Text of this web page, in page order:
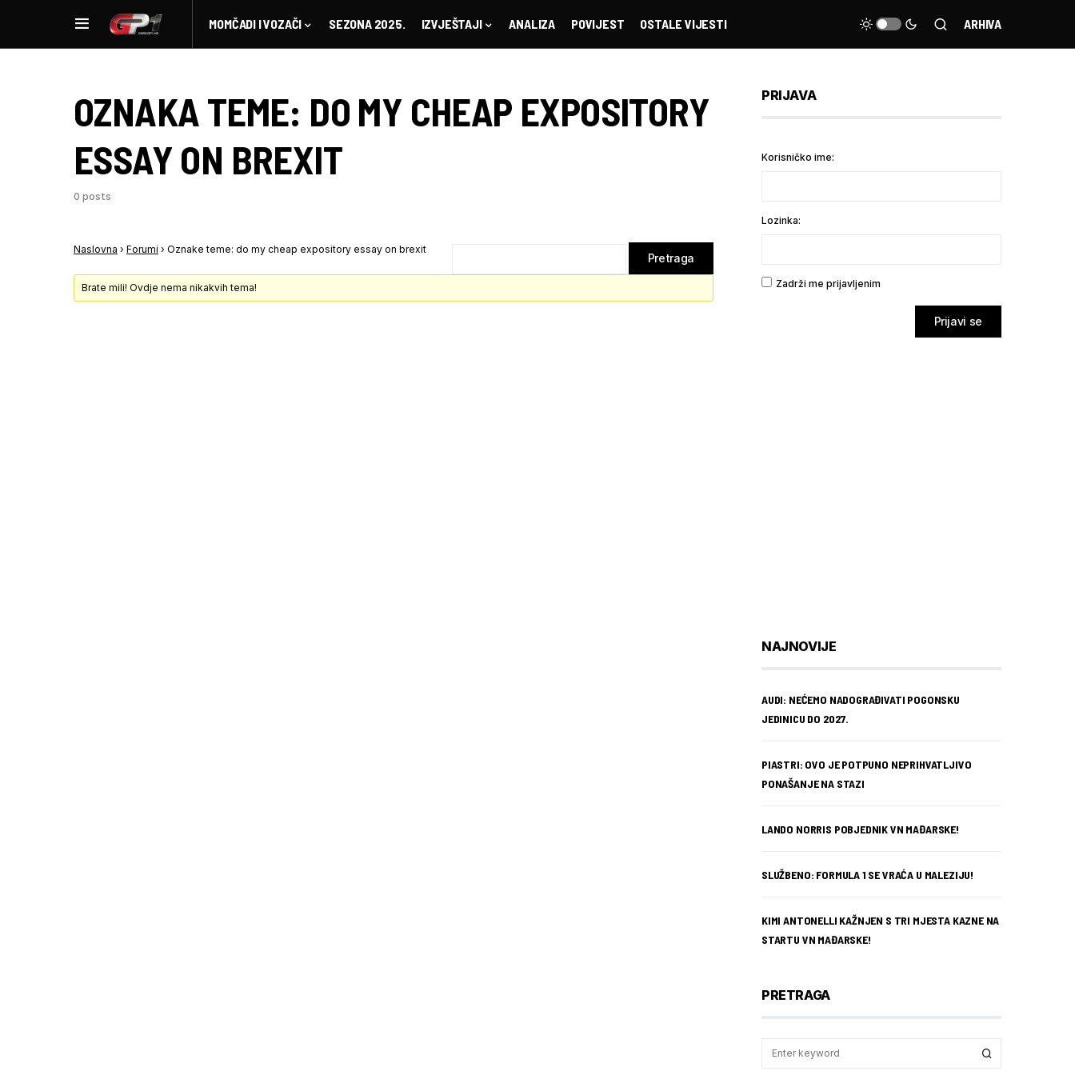
MOMČADI I VOZAČI SEZONA 2025. IZVJEŠTAJI ANALIZA POVIJEST OSTALE VIJESTI ARHIVA
OZNAKA TEME: DO MY CHEAP EXPOSITORY
ESSAY ON BREXIT
0 posts
Naslovna › Forumi › Oznake teme: do my cheap expository essay on brexit
Brate mili! Ovdje nema nikakvih tema!
PRIJAVA
Korisničko ime:
Lozinka:
Zadrži me prijavljenim
Prijavi se
NAJNOVIJE
AUDI: NEĆEMO NADOGRAĐIVATI POGONSKU
JEDINICU DO 2027.
PIASTRI: OVO JE POTPUNO NEPRIHVATLJIVO
PONAŠANJE NA STAZI
LANDO NORRIS POBJEDNIK VN MAĐARSKE!
SLUŽBENO: FORMULA 1 SE VRAĆA U MALEZIJU!
KIMI ANTONELLI KAŽNJEN S TRI MJESTA KAZNE NA
STARTU VN MAĐARSKE!
PRETRAGA